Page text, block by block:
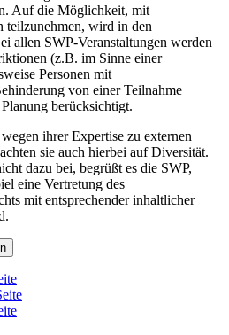
Auf die Möglichkeit, mit
teilzunehmen, wird in den
allen SWP-Veranstaltungen werden
(z.B. im Sinne einer
Personen mit
von einer Teilnahme
berücksichtigt.
ihrer Expertise zu externen
sie auch hierbei auf Diversität.
dazu bei, begrüßt es die SWP,
eine Vertretung des
mit entsprechender inhaltlicher